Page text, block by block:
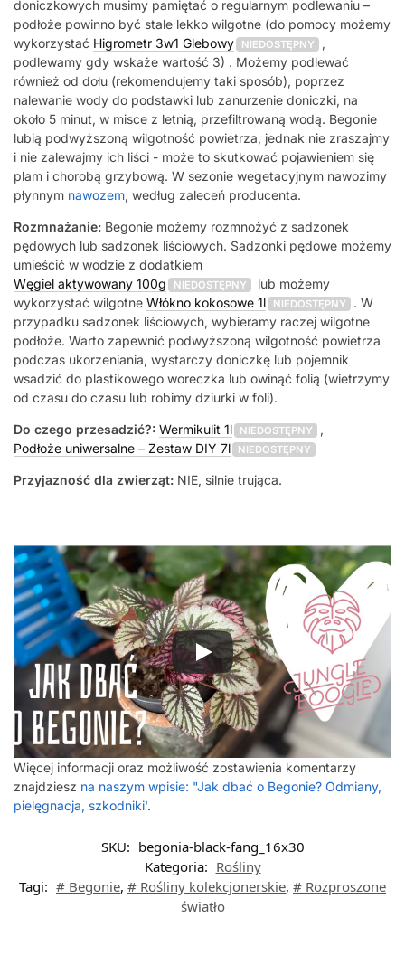
doniczkowych musimy pamiętać o regularnym podlewaniu –
podłoże powinno być stale lekko wilgotne (do pomocy możemy
wykorzystać Higrometr 3w1 Glebowy NIEDOSTĘPNY
,
podlewamy gdy wskaże wartość 3) . Możemy podlewać
również od dołu (rekomendujemy taki sposób), poprzez
nalewanie wody do podstawki lub zanurzenie doniczki, na
około 5 minut, w misce z letnią, przefiltrowaną wodą. Begonie
lubią podwyższoną wilgotność powietrza, jednak nie zraszajmy
i nie zalewajmy ich liści - może to skutkować pojawieniem się
plam i chorobą grzybową. W sezonie wegetacyjnym nawozimy
płynnym nawozem, według zaleceń producenta.
Rozmnażanie: Begonie możemy rozmnożyć z sadzonek
pędowych lub sadzonek liściowych. Sadzonki pędowe możemy
umieścić w wodzie z dodatkiem
Węgiel aktywowany 100g
NIEDOSTĘPNY
lub możemy
wykorzystać wilgotne Włókno kokosowe 1l NIEDOSTĘPNY
. W
przypadku sadzonek liściowych, wybieramy raczej wilgotne
podłoże. Warto zapewnić podwyższoną wilgotność powietrza
podczas ukorzeniania, wystarczy doniczkę lub pojemnik
wsadzić do plastikowego woreczka lub owinąć folią (wietrzymy
od czasu do czasu lub robimy dziurki w foli).
Do czego przesadzić?: Wermikulit 1l NIEDOSTĘPNY
,
Podłoże uniwersalne – Zestaw DIY 7l
NIEDOSTĘPNY
Przyjazność dla zwierząt: NIE, silnie trująca.
Więcej informacji oraz możliwość zostawienia komentarzy
znajdziesz na naszym wpisie: "Jak dbać o Begonie? Odmiany,
pielęgnacja, szkodniki'.
SKU: begonia-black-fang_16x30
Kategoria: Rośliny
Tagi: # Begonie, # Rośliny kolekcjonerskie, # Rozproszone
światło